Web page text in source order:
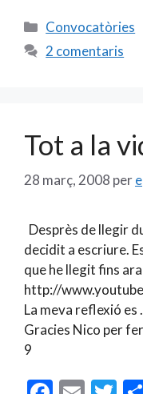
e
b
ai
l
itt
er
Categories
Convocatòries
2 comentaris
Tot a la
28 març, 2008 per
Desprès de llegir
decidit a escriure.
que he llegit fins
http://
La meva reflexió
Gracies Nico per
9